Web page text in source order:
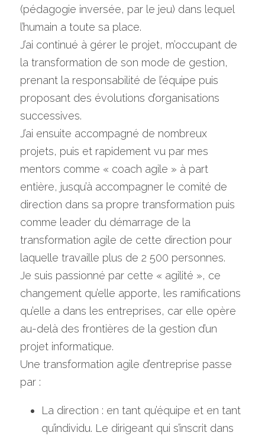
(pédagogie inversée, par le jeu) dans lequel
l’humain a toute sa place.
J’ai continué à gérer le projet, m’occupant de
la transformation de son mode de gestion,
prenant la responsabilité de l’équipe puis
proposant des évolutions d’organisations
successives.
J’ai ensuite accompagné de nombreux
projets, puis et rapidement vu par mes
mentors comme « coach agile » à part
entière, jusqu’à accompagner le comité de
direction dans sa propre transformation puis
comme leader du démarrage de la
transformation agile de cette direction pour
laquelle travaille plus de 2 500 personnes.
Je suis passionné par cette « agilité », ce
changement qu’elle apporte, les ramifications
qu’elle a dans les entreprises, car elle opère
au-delà des frontières de la gestion d’un
projet informatique.
Une transformation agile d’entreprise passe
par :
La direction : en tant qu’équipe et en tant
qu’individu. Le dirigeant qui s’inscrit dans